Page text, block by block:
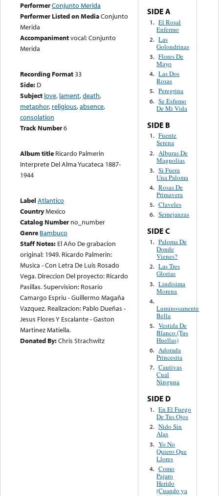
PerformerConjunto Merida
Performer Listed on MediaConjunto
Merida
Accompanimentvocal: Conjunto
Merida
Recording Format33
Side: D
Subject love, lament,death,
metaphor, religious,absence,
consolation
Track Number6
Album title Ricardo Palmerin
Interprete Del Alma Yucateca 1887-
1944
Label Atlantico
CountryMexico
Catalog Number no_number
Genre Bambuco
Staff Notes: El Año De grabacion
original: 1949. Ricardo Palmerin:
Musica - Con Letra De Luis Rosado
Vega. Direccion Del proyecto: Ricardo
Pasillas. Supervision: Rosario
Camargo Espriu - Guillermo Magaña
Vazquez. Realizacion: Pablo Dueñas -
Jesus Flores Y Escalante - Gaston
Martinez Matiella.
Donated By:Chris Strachwitz
SIDE A
1. El Rosal
Enfermo
2. Las
Golondrinas
3. Flores De
Mayo
4. Las Dos
Rosas
5. Peregrina
6. Se Esfumo
De Mi Vida
SIDE B
1. Fuente
Serena
2. Alburas De
Magnolias
3. Si Fuera
Una Paloma
4. Rosas De
Primavera
5. Claveles
6. Semejanzas
SIDE C
1. Paloma De
Donde
Vienes?
2. Las Tres
Glorias
3. Lindisima
Morena
4.
Luminosamente
Bella
5. Vestida De
Blanco (Tus
Huellas)
6. Adorada
Princesita
7. Cautivas
Cual
Ninguna
SIDE D
1. En El Fuego
De Tus Ojos
2. Nido Sin
Alas
3. Yo No
Quiero Que
Llores
4. Como
Pajaro
Herido
(Cuando ya